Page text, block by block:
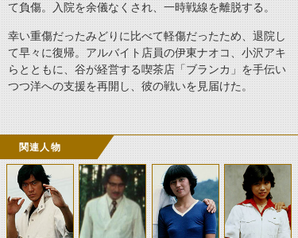
て負傷。入院を余儀なくされ、一時戦線を離脱する。
幸い重傷だったみどりに比べて軽傷だったため、退院し
て早々に復帰。アルバイト店員の伊東ナオコ、小沢アキ
らとともに、谷が経営する喫茶店「ブランカ」を手伝い
つつ洋への支援を再開し、彼の戦いを見届けた。
関連人物